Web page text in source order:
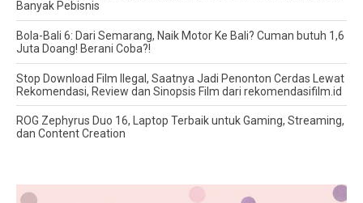
Banyak Pebisnis
Bola-Bali 6: Dari Semarang, Naik Motor Ke Bali? Cuman butuh 1,6
Juta Doang! Berani Coba?!
Stop Download Film Ilegal, Saatnya Jadi Penonton Cerdas Lewat
Rekomendasi, Review dan Sinopsis Film dari rekomendasifilm.id
ROG Zephyrus Duo 16, Laptop Terbaik untuk Gaming, Streaming,
dan Content Creation